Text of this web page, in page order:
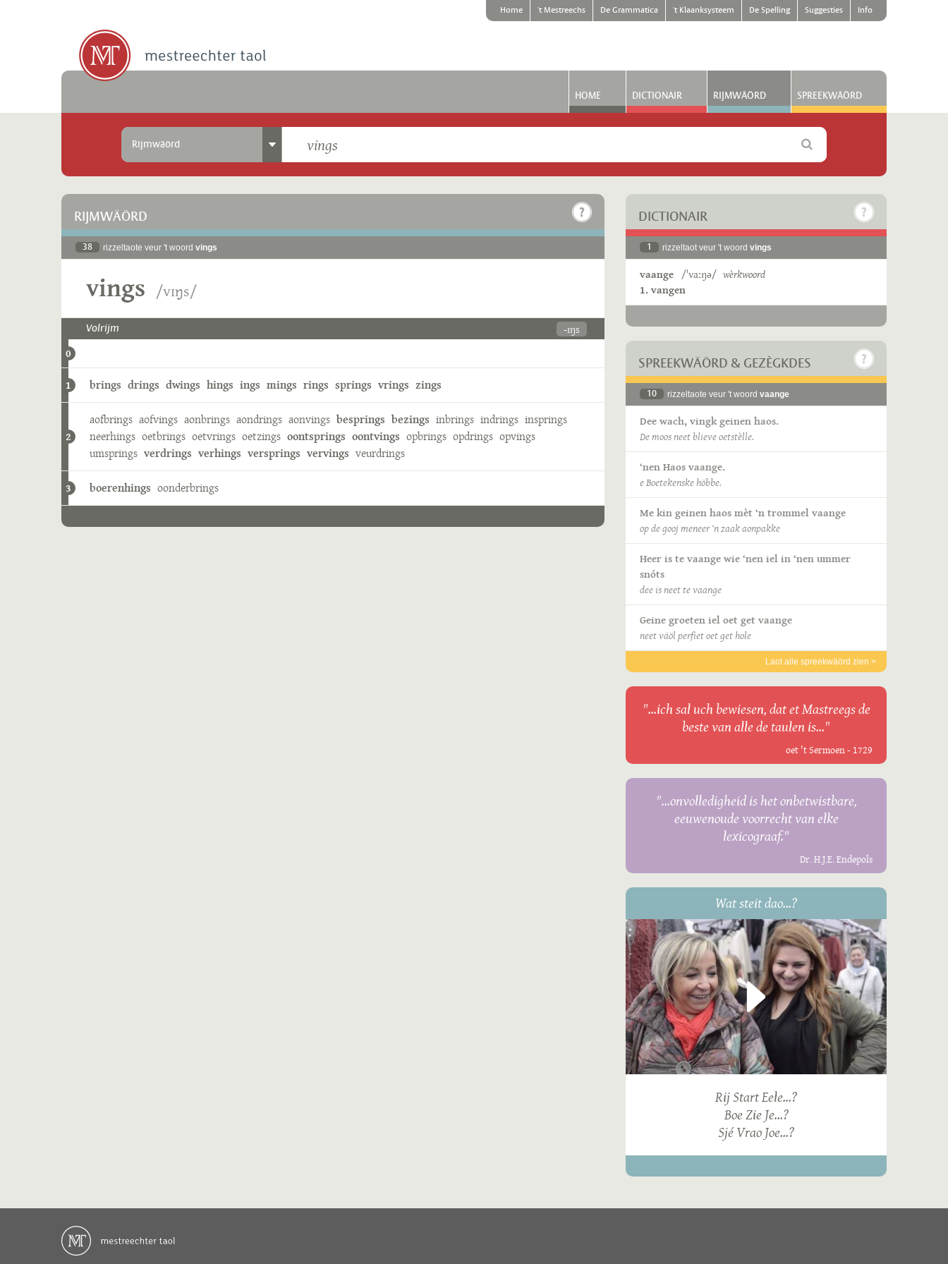
Home 't Mestreechs De Grammatica 't Klaanksysteem De Spelling Suggesties Info
HOME DICTIONAIR RIJMWÄÖRD SPREEKWÄÖRD
Rijmwäörd
RIJMWÄÖRD
38 rizzeltaote veur 't woord vings
vings /vɪŋs/
Volrijm -ɪŋs
0
1 brings drings dwings hings ings mings rings springs vrings zings
2
aofbrings aofvings aonbrings aondrings aonvings besprings bezings inbrings indrings insprings
neerhings oetbrings oetvrings oetzings oontsprings oontvings opbrings opdrings opvings
umsprings verdrings verhings versprings vervings veurdrings
3 boerenhings oonderbrings
DICTIONAIR
1 rizzeltaot veur 't woord vings
vaange /ˈvaːŋə/ wèrkwoord
1. vangen
SPREEKWÄÖRD & GEZÈGKDES
10 rizzeltaote veur 't woord vaange
Dee wach, vingk geinen haos.
De moos neet blieve oetstèlle.
‘nen Haos vaange.
e Boetekenske höbbe.
Me kin geinen haos mèt ‘n trommel vaange
op de gooj meneer ‘n zaak aonpakke
Heer is te vaange wie ‘nen iel in ‘nen ummer
snóts
dee is neet te vaange
Geine groeten iel oet get vaange
neet väöl perfiet oet get hole
Laot alle spreekwäörd zien >
"...ich sal uch bewiesen, dat et Mastreegs de
beste van alle de taulen is..."
oet 't Sermoen - 1729
"...onvolledigheid is het onbetwistbare,
eeuwenoude voorrecht van elke
lexicograaf."
Dr. H.J.E. Endepols
Wat steit dao...?
Rij Start Eele...?
Boe Zie Je...?
Sjé Vrao Joe...?